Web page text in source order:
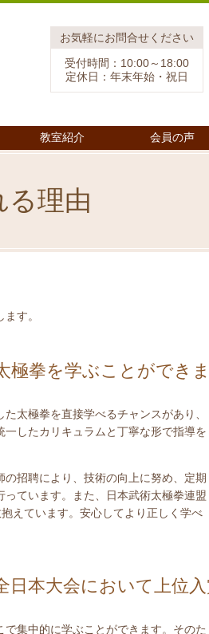
お気軽にお問合せください
受付時間：10:00～18:00
定休日：年末年始・祝日
教室紹介 会員の声
る理由
す。
極拳を学ぶことができ
太極拳を直接学べるチャンスがあり、
したカリキュラムと丁寧な形で指導を
招聘により、技術の向上に努め、定期
っています。また、日本武術太極拳連盟
えています。安心してより正しく学べ
日本大会において上位
集中的に学ぶことができます。そのた